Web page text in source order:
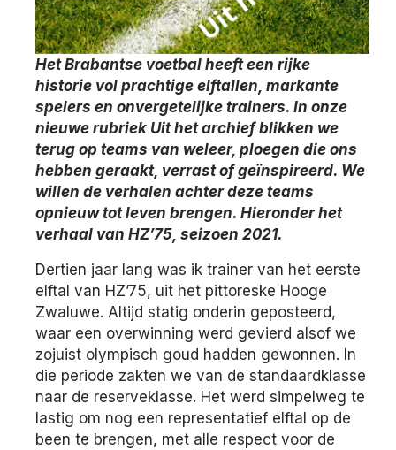
Het Brabantse voetbal heeft een rijke
historie vol prachtige elftallen, markante
spelers en onvergetelijke trainers. In onze
nieuwe rubriek Uit het archief blikken we
terug op teams van weleer, ploegen die ons
hebben geraakt, verrast of geïnspireerd. We
willen de verhalen achter deze teams
opnieuw tot leven brengen. Hieronder het
verhaal van HZ’75, seizoen 2021.
Dertien jaar lang was ik trainer van het eerste
elftal van HZ’75, uit het pittoreske Hooge
Zwaluwe. Altijd statig onderin geposteerd,
waar een overwinning werd gevierd alsof we
zojuist olympisch goud hadden gewonnen. In
die periode zakten we van de standaardklasse
naar de reserveklasse. Het werd simpelweg te
lastig om nog een representatief elftal op de
been te brengen, met alle respect voor de